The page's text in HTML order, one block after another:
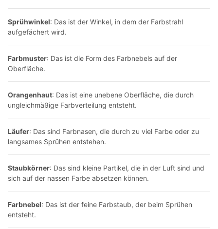
Sprühwinkel: Das ist der Winkel, in dem der Farbstrahl
aufgefächert wird.
Farbmuster: Das ist die Form des Farbnebels auf der
Oberfläche.
Orangenhaut: Das ist eine unebene Oberfläche, die durch
ungleichmäßige Farbverteilung entsteht.
Läufer: Das sind Farbnasen, die durch zu viel Farbe oder zu
langsames Sprühen entstehen.
Staubkörner: Das sind kleine Partikel, die in der Luft sind und
sich auf der nassen Farbe absetzen können.
Farbnebel: Das ist der feine Farbstaub, der beim Sprühen
entsteht.